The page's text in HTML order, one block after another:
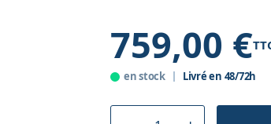
759,00 €
en stock Livré en 48/72h